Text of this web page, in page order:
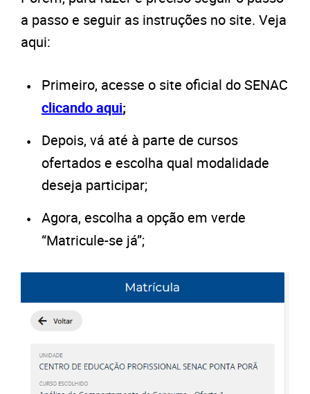
a passo e seguir as instruções no site. Veja
aqui:
Primeiro, acesse o site oficial do SENAC
clicando aqui;
Depois, vá até à parte de cursos
ofertados e escolha qual modalidade
deseja participar;
Agora, escolha a opção em verde
“Matricule-se já”;